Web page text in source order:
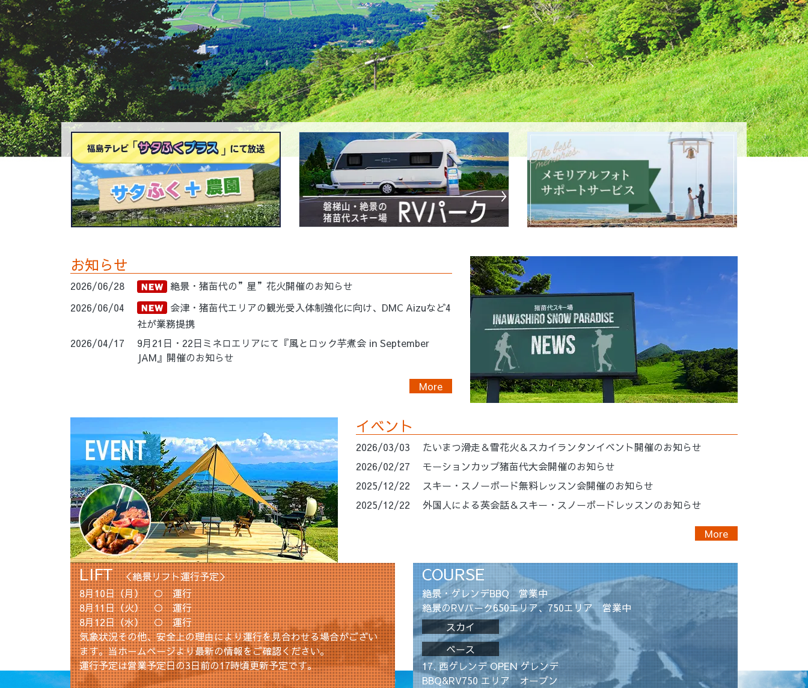
お知らせ
2026/06/28
絶景・猪苗代の”星”花火開催のお知らせ
2026/06/04
会津・猪苗代エリアの観光受入体制強化に向け、DMC Aizuなど4
社が業務提携
2026/04/17
9月21日・22日ミネロエリアにて『風とロック芋煮会 in September
JAM』開催のお知らせ
More
イベント
2026/03/03
たいまつ滑走＆雪花火＆スカイランタンイベント開催のお知らせ
2026/02/27
モーションカップ猪苗代大会開催のお知らせ
2025/12/22
スキー・スノーボード無料レッスン会開催のお知らせ
2025/12/22
外国人による英会話＆スキー・スノーボードレッスンのお知らせ
More
LIFT ＜絶景リフト運行予定＞
8月10日（月） ○ 運行
8月11日（火） ○ 運行
8月12日（水） ○ 運行
気象状況その他、安全上の理由により運行を見合わせる場合がござい
ます。当ホームページより最新の情報をご確認ください。
運行予定は営業予定日の3日前の17時頃更新予定です。
COURSE
絶景・ゲレンデBBQ 営業中
絶景のRVパーク650エリア、750エリア 営業中
スカイ
ベース
17. 西ゲレンデ OPEN ゲレンデ
BBQ&RV750 エリア オープン